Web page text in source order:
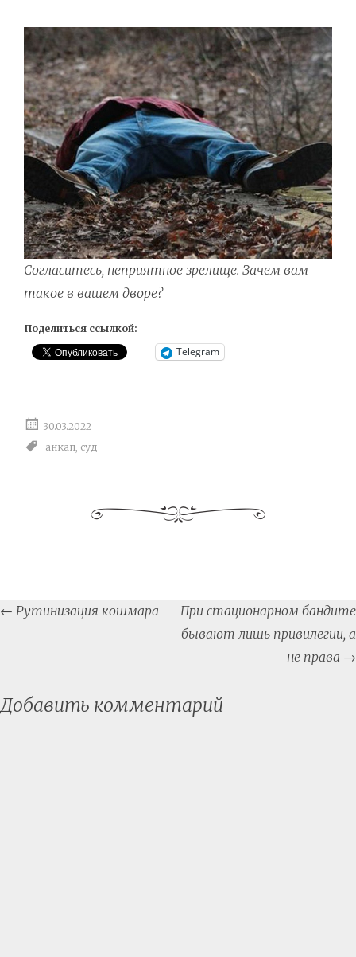
Согласитесь, неприятное зрелище. Зачем вам
такое в вашем дворе?
Поделиться ссылкой:
Telegram
30.03.2022
анкап суд
Post
navigation
← Рутинизация кошмара
При стационарном бандите
бывают лишь привилегии, а
не права →
Добавить комментарий